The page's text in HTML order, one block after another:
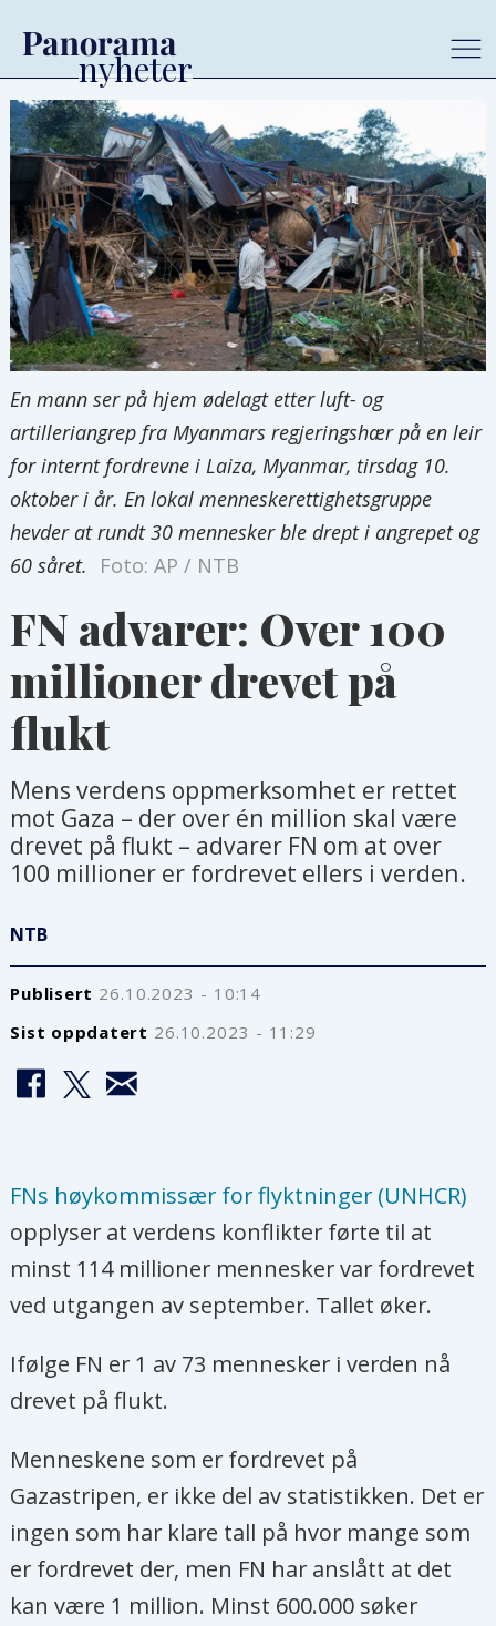
En mann ser på hjem ødelagt etter luft- og
artilleriangrep fra Myanmars regjeringshær på en leir
for internt fordrevne i Laiza, Myanmar, tirsdag 10.
oktober i år. En lokal menneskerettighetsgruppe
hevder at rundt 30 mennesker ble drept i angrepet og
60 såret.
Foto: AP / NTB
FN advarer: Over 100
millioner drevet på
flukt
Mens verdens oppmerksomhet er rettet
mot Gaza – der over én million skal være
drevet på flukt – advarer FN om at over
100 millioner er fordrevet ellers i verden.
NTB
Publisert
26.10.2023 - 10:14
Sist oppdatert
26.10.2023 - 11:29
FNs høykommissær for flyktninger (UNHCR)
opplyser at verdens konflikter førte til at
minst 114 millioner mennesker var fordrevet
ved utgangen av september. Tallet øker.
Ifølge FN er 1 av 73 mennesker i verden nå
drevet på flukt.
Menneskene som er fordrevet på
Gazastripen, er ikke del av statistikken. Det er
ingen som har klare tall på hvor mange som
er fordrevet der, men FN har anslått at det
kan være 1 million. Minst 600.000 søker